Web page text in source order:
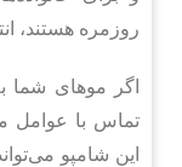
روزمره هستند،
اگر موهای شما
تماس با عوامل
این شامپو